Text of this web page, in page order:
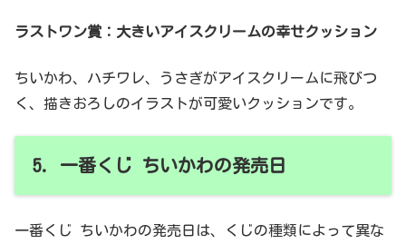
ラストワン賞：大きいアイスクリームの幸せクッション
ちいかわ、ハチワレ、うさぎがアイスクリームに飛びつ
く、描きおろしのイラストが可愛いクッションです。
5. 一番くじ ちいかわの発売日
一番くじ ちいかわの発売日は、くじの種類によって異な